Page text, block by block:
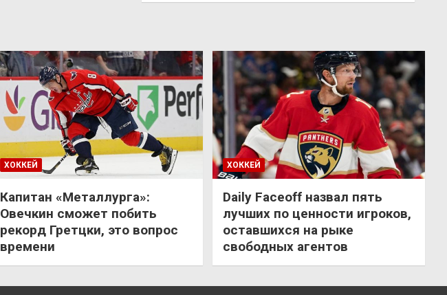
ХОККЕЙ
Капитан «Металлурга»:
Овечкин сможет побить
рекорд Гретцки, это вопрос
времени
ХОККЕЙ
Daily Faceoff назвал пять
лучших по ценности игроков,
оставшихся на рыке
свободных агентов